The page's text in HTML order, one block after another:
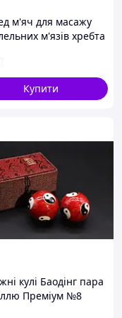
м'яч для масажу
м'язів хребта
Купити
кулі Баодінг пара
Преміум №8